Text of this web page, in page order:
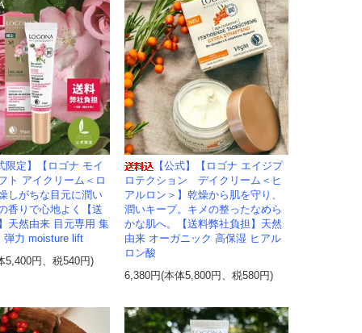
限定】【ロゴナ モイ
ト アイクリーム＜ロ
しがちな目元に潤い
香りで心地よく【送
天然由来 目元専用 集
弾力 moisture lift
5,400円、税540円)
【公式】【ロゴナ エイジプ
ロテクション デイクリーム＜ヒ
アルロン＞】乾燥から肌を守り、
潤いキープ。キメの整ったなめら
かな肌へ。【送料弊社負担】天然
由来 オーガニック 高保湿 ヒアル
ロン酸
6,380円(本体5,800円、税580円)